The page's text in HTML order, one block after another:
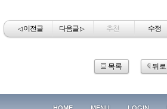
◁이전글 다음글▷ 추천 수정
목록 뒤로